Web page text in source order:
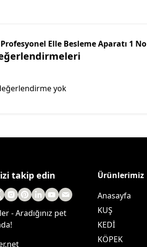
Elle Besleme Aparatı 1 No
yok
takip edin
- Aradığınız pet
Ürünlerimiz
Anasayfa
KUŞ
KEDİ
KÖPEK